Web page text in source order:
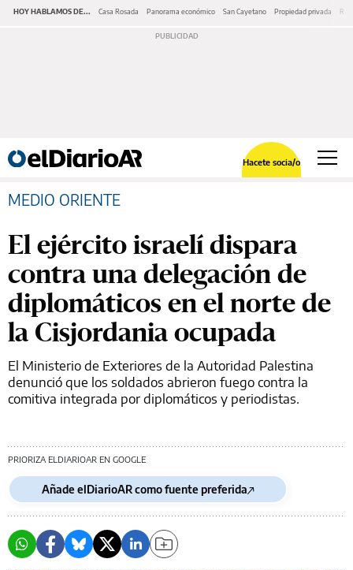
HOY HABLAMOS DE... Casa Rosada Panorama económico San Cayetano Propiedad privada
Hacete socia/o
MEDIO ORIENTE
El ejército israelí dispara
contra una delegación de
diplomáticos en el norte de
la Cisjordania ocupada
El Ministerio de Exteriores de la Autoridad Palestina
denunció que los soldados abrieron fuego contra la
comitiva integrada por diplomáticos y periodistas.
PRIORIZA ELDIARIOAR EN GOOGLE
Añade elDiarioAR como fuente preferida